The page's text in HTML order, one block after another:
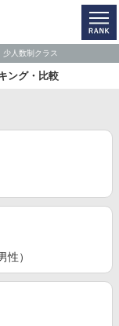
少人数制クラス
ング・比較
）